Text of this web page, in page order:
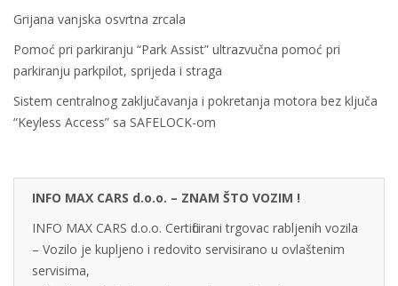
Grijana vanjska osvrtna zrcala
Pomoć pri parkiranju “Park Assist” ultrazvučna pomoć pri
parkiranju parkpilot, sprijeda i straga
Sistem centralnog zaključavanja i pokretanja motora bez ključa
“Keyless Access” sa SAFELOCK-om
INFO MAX CARS d.o.o. – ZNAM ŠTO VOZIM !
INFO MAX CARS d.o.o. Certificirani trgovac rabljenih vozila
– Vozilo je kupljeno i redovito servisirano u ovlaštenim
servisima,